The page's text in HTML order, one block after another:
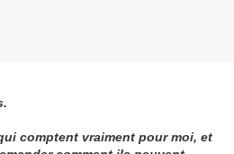
comptent vraiment pour moi, et